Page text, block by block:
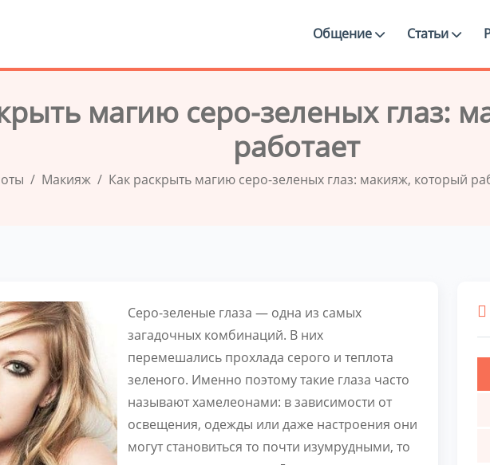
Общение Статьи
магию серо-зеленых глаз:
работает
Макияж Как раскрыть магию серо-зеленых глаз: макияж, который
Серо-зеленые глаза — одна из самых
загадочных комбинаций. В них
перемешались прохлада серого и теплота
зеленого. Именно поэтому такие глаза часто
называют хамелеонами: в зависимости от
освещения, одежды или даже настроения они
могут становиться то почти изумрудными, то